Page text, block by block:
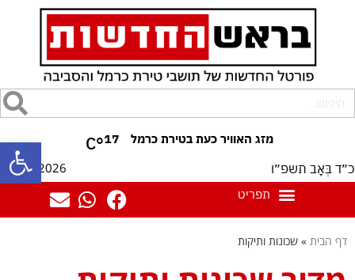
פתח 17
°C
כ״ד בְּאָב תשפ״ו 07/08/2026
דף הבית » שכונות ותיקות